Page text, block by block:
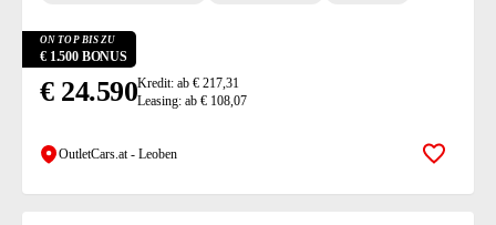
ON TOP BIS ZU
€ 1.500 BONUS
€ 24.590Kredit: ab € 217,31
Leasing: ab € 108,07
OutletCars.at - Leoben Zur